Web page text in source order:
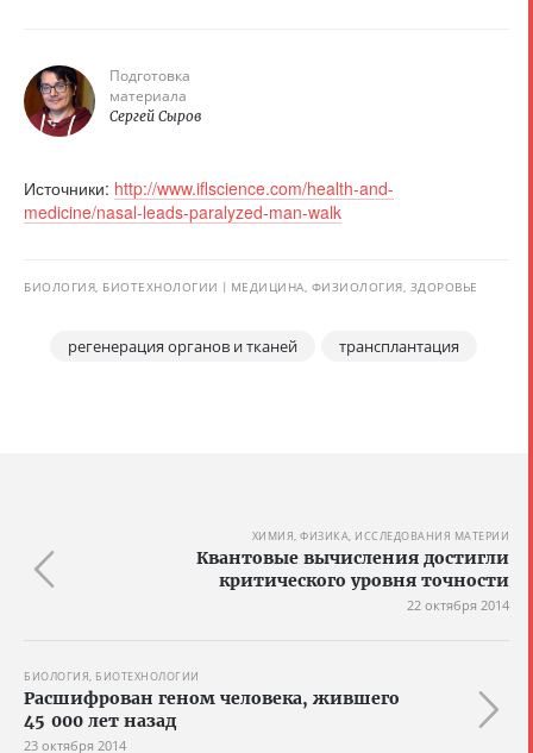
Подготовка
материала
Сергей Сыров
Источники: http://www.iflscience.com/health-and-
medicine/nasal-leads-paralyzed-man-walk
БИОЛОГИЯ, БИОТЕХНОЛОГИИ МЕДИЦИНА, ФИЗИОЛОГИЯ, ЗДОРОВЬЕ
регенерация органов и тканей трансплантация
ХИМИЯ, ФИЗИКА, ИССЛЕДОВАНИЯ МАТЕРИИ
Квантовые вычисления достигли
критического уровня точности
22 октября 2014
БИОЛОГИЯ, БИОТЕХНОЛОГИИ
Расшифрован геном человека, жившего
45 000 лет назад
23 октября 2014